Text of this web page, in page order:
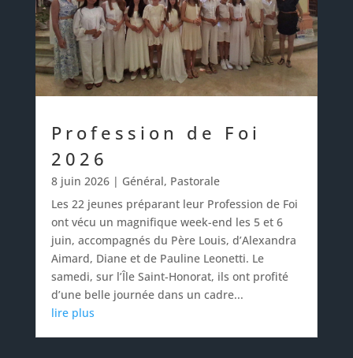
Profession de Foi
2026
8 juin 2026| Général, Pastorale
Les 22 jeunes préparant leur Profession de Foi
ont vécu un magnifique week-end les 5 et 6
juin, accompagnés du Père Louis, d’Alexandra
Aimard, Diane et de Pauline Leonetti. Le
samedi, sur l’Île Saint-Honorat, ils ont profité
d’une belle journée dans un cadre...
lire plus